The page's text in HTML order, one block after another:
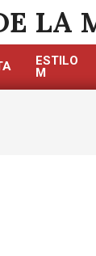
LA
ESTILO
M